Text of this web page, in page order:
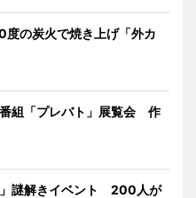
の炭火で焼き上げ「外カ
組「プレバト」展覧会 作
」謎解きイベント 200人が